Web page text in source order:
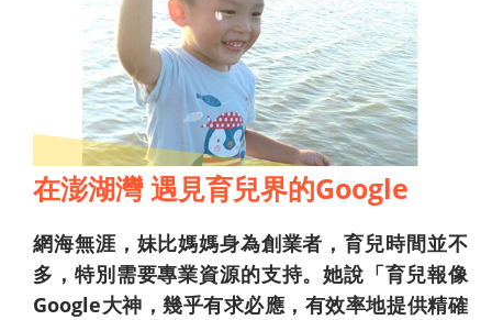
在澎湖灣 遇見育兒界的Google
網海無涯，妹比媽媽身為創業者，育兒時間並不
多，特別需要專業資源的支持。她說「育兒報像
Google大神，幾乎有求必應，有效率地提供精確